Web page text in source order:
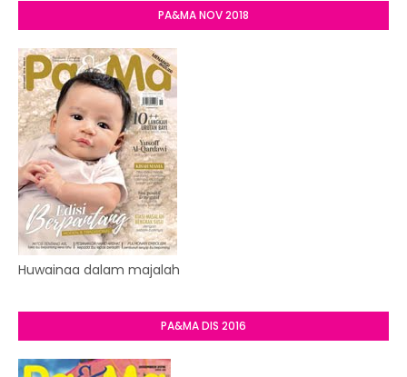
PA&MA NOV 2018
Huwainaa dalam majalah
PA&MA DIS 2016